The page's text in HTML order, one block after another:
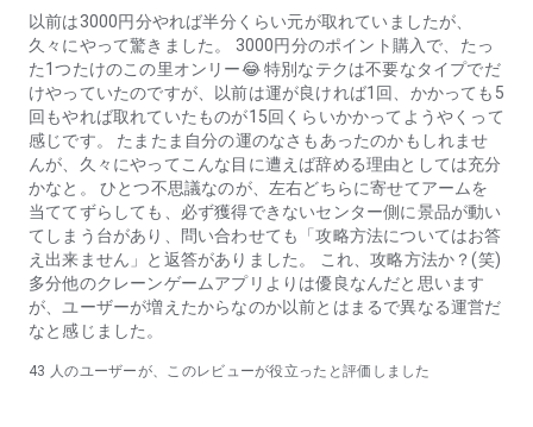
全国どこでも送料無料だから、沢山獲っても安心です。
※無料台で獲得した景品は、配送が有料となります。
■いつでも選んで操作できる260台のクレーンゲーム！
フィギュア、ぬいぐるみ、お菓子、ラジコンやデジタル家電な
どなど！
クレーンゲーム鑑定団NEOは日本最大級260台のクレーンゲー
ムが稼働中！
景品の入れ替えが毎日あるからいつでも新鮮。
毎月1000種以上の景品がアナタを待ってます！
以前は3000円分やれば半分くらい元が取れていましたが、
久々にやって驚きました。 3000円分のポイント購入で、たっ
た1つたけのこの里オンリー😂 特別なテクは不要なタイプでだ
けやっていたのですが、以前は運が良ければ1回、かかっても5
回もやれば取れていたものが15回くらいかかってようやくって
感じです。 たまたま自分の運のなさもあったのかもしれませ
んが、久々にやってこんな目に遭えば辞める理由としては充分
かなと。 ひとつ不思議なのが、左右どちらに寄せてアームを
当ててずらしても、必ず獲得できないセンター側に景品が動い
てしまう台があり、問い合わせても「攻略方法についてはお答
え出来ません」と返答がありました。 これ、攻略方法か？(笑)
多分他のクレーンゲームアプリよりは優良なんだと思います
が、ユーザーが増えたからなのか以前とはまるで異なる運営だ
なと感じました。
43 人のユーザーが、このレビューが役立ったと評価しました